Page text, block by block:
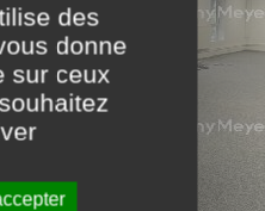
des
donne
sur ceux